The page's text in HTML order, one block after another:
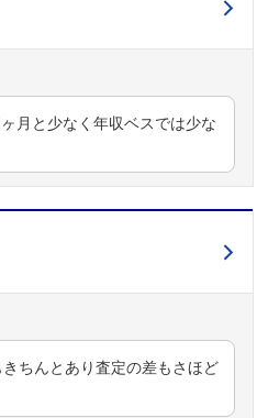
月と少なく年収ベスでは少な
ちんとあり査定の差もさほど